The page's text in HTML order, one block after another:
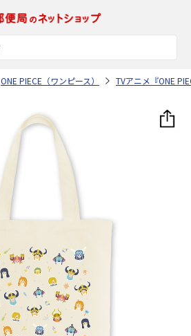
ONE PIECE（ワンピース） TVアニメ『ONE